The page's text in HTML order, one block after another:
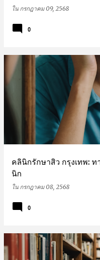
ใน กรกฎาคม 09, 2568
0
คลินิกรักษาสิว กรุงเทพ:
นิก
ใน กรกฎาคม 08, 2568
0